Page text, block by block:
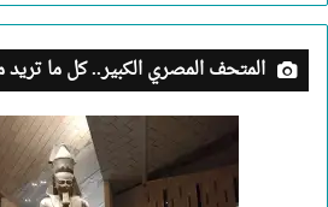
المتحف المصري الكبير.. كل ما تريد